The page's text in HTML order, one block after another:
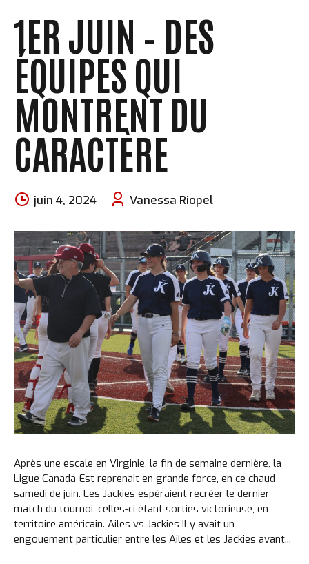
1ER JUIN – DES
ÉQUIPES QUI
MONTRENT DU
CARACTÈRE
juin 4, 2024 Vanessa Riopel
Après une escale en Virginie, la fin de semaine dernière, la
Ligue Canada-Est reprenait en grande force, en ce chaud
samedi de juin. Les Jackies espéraient recréer le dernier
match du tournoi, celles-ci étant sorties victorieuse, en
territoire américain. Ailes vs Jackies Il y avait un
engouement particulier entre les Ailes et les Jackies avant...